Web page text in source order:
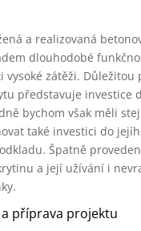
a realizovaná
dlouhodobé
zátěži. Důležitou
představuje investice
bychom však měli
také investici do
Špatně
a její užívání i
příprava projektu